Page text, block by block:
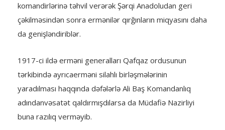
komandirlərinə təhvil verərək Şərqi Anadoludan geri
çəkilməsindən sonra ermənilər qırğınların miqyasını daha
da genişləndiriblər.
1917-ci ildə erməni generalları Qafqaz ordusunun
tərkibində ayrıcaerməni silahlı birləşmələrinin
yaradılması haqqında dəfələrlə Ali Baş Komandanlıq
adındanvəsatət qaldırmışdılarsa da Müdafiə Nazirliyi
buna razılıq verməyib.